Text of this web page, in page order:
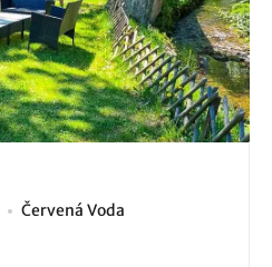
Červená Voda